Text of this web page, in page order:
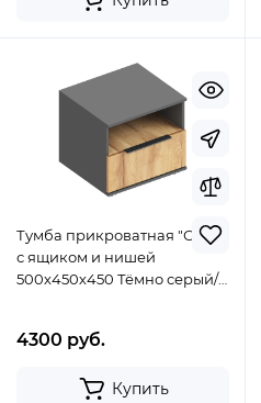
Тумба прикроватная "Стил"
с ящиком и нишей
500х450х450 Тёмно серый/
4300 руб.
Купить